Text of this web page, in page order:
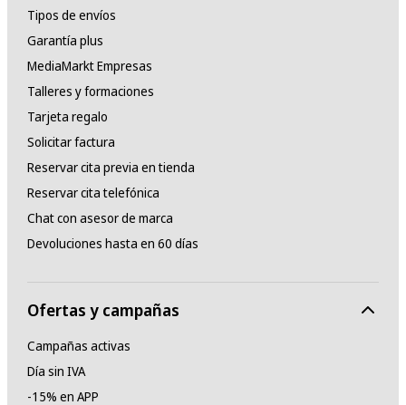
Tipos de envíos
Garantía plus
MediaMarkt Empresas
Talleres y formaciones
Tarjeta regalo
Solicitar factura
Reservar cita previa en tienda
Reservar cita telefónica
Chat con asesor de marca
Devoluciones hasta en 60 días
Ofertas y campañas
Campañas activas
Día sin IVA
-15% en APP